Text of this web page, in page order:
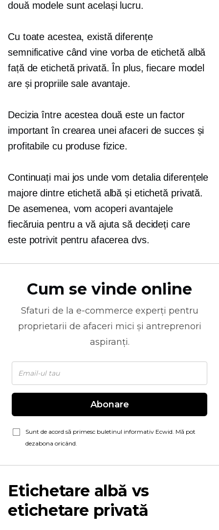
două modele sunt același lucru.
Cu toate acestea, există diferențe
semnificative când vine vorba de etichetă albă
față de etichetă privată. În plus, fiecare model
are și propriile sale avantaje.
Decizia între acestea două este un factor
important în crearea unei afaceri de succes și
profitabile cu produse fizice.
Continuați mai jos unde vom detalia diferențele
majore dintre etichetă albă și etichetă privată.
De asemenea, vom acoperi avantajele
fiecăruia pentru a vă ajuta să decideți care
este potrivit pentru afacerea dvs.
Cum se vinde online
Sfaturi de la e-commerce experți pentru
proprietarii de afaceri mici și antreprenori
aspiranți.
Abonare
Sunt de acord să primesc buletinul informativ Ecwid. Mă pot
dezabona oricând.
Etichetare albă vs
etichetare privată